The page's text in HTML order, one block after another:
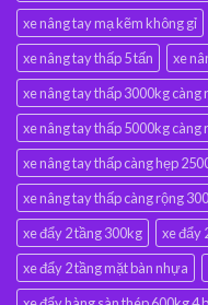
xe nâng tay mạ kẽm không gỉ
xe nâng tay thấp 5 tấn
xe
xe nâng tay thấp 3000kg càng
xe nâng tay thấp 5000kg càng
xe nâng tay thấp càng hẹp
xe nâng tay thấp càng rộng
xe đẩy 2 tầng 300kg
xe đẩy
xe đẩy 2 tầng mặt bàn nhựa